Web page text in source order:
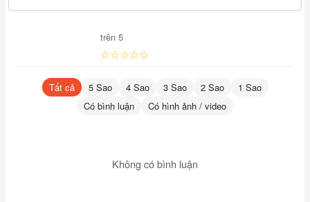
trên 5
☆☆☆☆☆
Tất cả 5 Sao 4 Sao 3 Sao 2 Sao
1 Sao
Có bình luận
Có hình ảnh / video
Không có bình luận